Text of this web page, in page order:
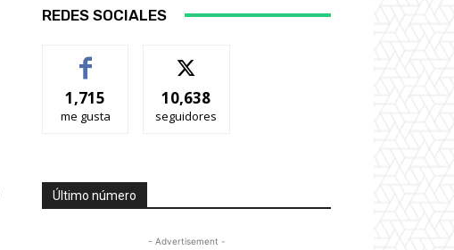
REDES SOCIALES
1,715
me gusta
10,638
seguidores
Último número
- Advertisement -